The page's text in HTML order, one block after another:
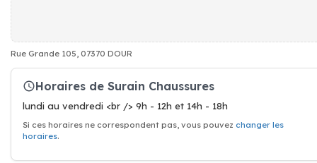
Rue Grande 105, 07370 DOUR
Horaires de Surain Chaussures
lundi au vendredi <br /> 9h - 12h et 14h - 18h
Si ces horaires ne correspondent pas, vous pouvez changer les
horaires.